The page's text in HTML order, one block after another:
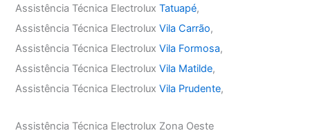
Assistência Técnica ElectroluxTatuapé,
Assistência Técnica ElectroluxVila Carrão,
Assistência Técnica ElectroluxVila Formosa,
Assistência Técnica ElectroluxVila Matilde,
Assistência Técnica ElectroluxVila Prudente,
Assistência Técnica Electrolux Zona Oeste